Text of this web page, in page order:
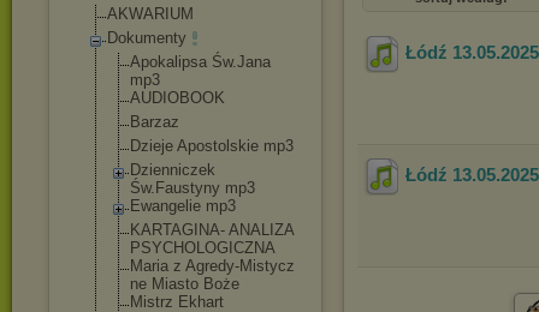
AKWARIUM
Dokumenty
Apokalipsa Św.Jana
mp3
AUDIOBOOK
Barzaz
Dzieje Apostolskie mp3
Dzienniczek
Św.Faustyny mp3
Ewangelie mp3
KARTAGINA- ANALIZA
PSYCHOLOGICZNA
Maria z Agredy-Mistycz
ne Miasto Boże
Mistrz Ekhart
Łódź
Łódź